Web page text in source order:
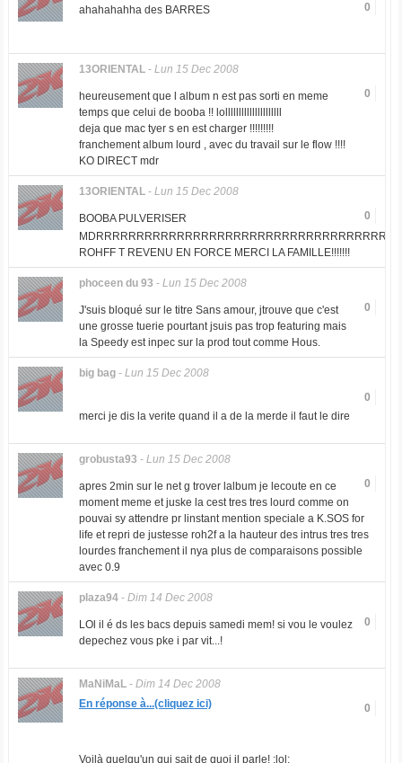
0
ahahahahha des BARRES
13ORIENTAL- Lun 15 Dec 2008
0
heureusement que l album n est pas sorti en meme
temps que celui de booba !! lolllllllllllllllllllll
deja que mac tyer s en est charger !!!!!!!!!
franchement album lourd , avec du travail sur le flow !!!!
KO DIRECT mdr
13ORIENTAL- Lun 15 Dec 2008
0
BOOBA PULVERISER
ROHFF T REVENU EN FORCE MERCI LA FAMILLE!!!!!!!
phoceen du 93 - Lun 15 Dec 2008
0
J'suis bloqué sur le titre Sans amour, jtrouve que c'est
une grosse tuerie pourtant jsuis pas trop featuring mais
la Speedy est inpec sur la prod tout comme Hous.
big bag- Lun 15 Dec 2008
0
merci je dis la verite quand il a de la merde il faut le dire
grobusta93 - Lun 15 Dec 2008
0
apres 2min sur le net g trover lalbum je lecoute en ce
moment meme et juske la cest tres tres lourd comme on
pouvai sy attendre pr linstant mention speciale a K.SOS for
life et repri de justesse roh2f a la hauteur des intrus tres tres
lourdes franchement il nya plus de comparaisons possible
avec 0.9
plaza94- Dim 14 Dec 2008
0
LOl il é ds les bacs depuis samedi mem! si vou le voulez
depechez vous pke i par vit...!
MaNiMaL- Dim 14 Dec 2008
0
En réponse à...(cliquez ici)
Voilà quelqu'un qui sait de quoi il parle! :lol: